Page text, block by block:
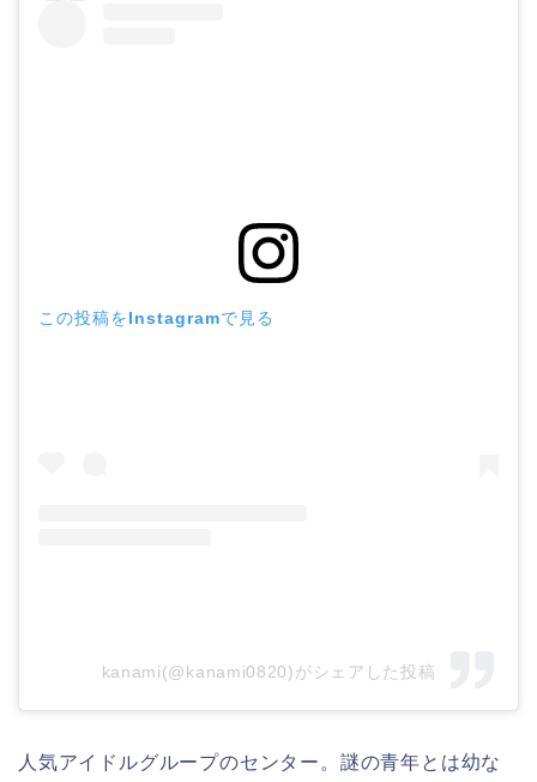
この投稿をInstagramで見る
kanami(@kanami0820)がシェアした投稿
人気アイドルグループのセンター。謎の青年とは幼な